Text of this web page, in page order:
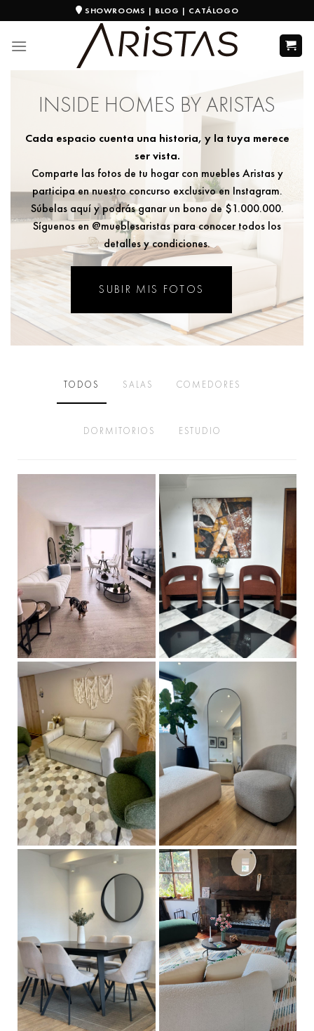
SHOWROOMS | BLOG | CATÁLOGO
INSIDE HOMES BY ARISTAS
Cada espacio cuenta una historia, y la tuya merece
ser vista.
Comparte las fotos de tu hogar con muebles Aristas y
participa en nuestro concurso exclusivo en Instagram.
Súbelas aquí y podrás ganar un bono de $1.000.000.
Síguenos en @mueblesaristas para conocer todos los
detalles y condiciones.
SUBIR MIS FOTOS
TODOS SALAS COMEDORES
DORMITORIOS ESTUDIO